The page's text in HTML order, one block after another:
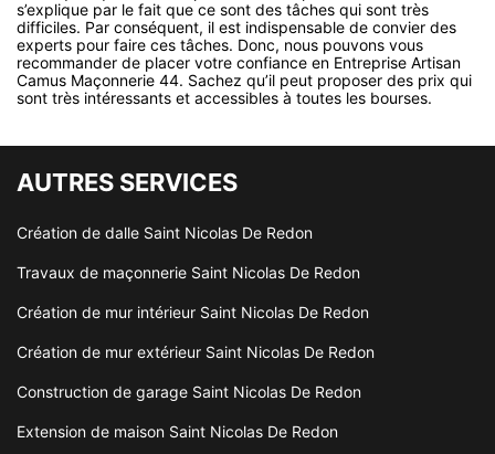
s’explique par le fait que ce sont des tâches qui sont très
difficiles. Par conséquent, il est indispensable de convier des
experts pour faire ces tâches. Donc, nous pouvons vous
recommander de placer votre confiance en Entreprise Artisan
Camus Maçonnerie 44. Sachez qu’il peut proposer des prix qui
sont très intéressants et accessibles à toutes les bourses.
AUTRES SERVICES
Création de dalle Saint Nicolas De Redon
Travaux de maçonnerie Saint Nicolas De Redon
Création de mur intérieur Saint Nicolas De Redon
Création de mur extérieur Saint Nicolas De Redon
Construction de garage Saint Nicolas De Redon
Extension de maison Saint Nicolas De Redon